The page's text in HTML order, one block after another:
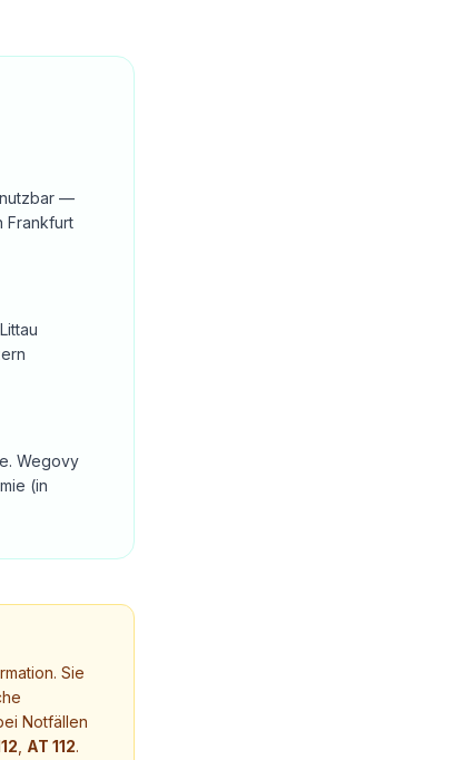
nutzbar —
Frankfurt
Wegovy
(in
Sie
Notfällen
AT 112.